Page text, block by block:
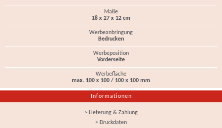
Maße
18 x 27 x 12 cm
Werbeanbringung
Bedrucken
Werbeposition
Vorderseite
Werbefläche
max. 100 x 100 / 100 x 100 mm
Informationen
> Lieferung & Zahlung
> Druckdaten